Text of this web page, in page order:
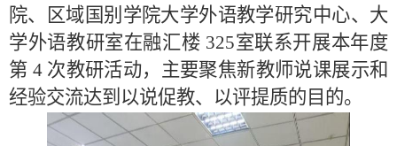
院、区域国别学院大学外语教学研究中心、大
学外语教研室在融汇楼 325室联系开展本年度
第 4 次教研活动，主要聚焦新教师说课展示和
经验交流达到以说促教、以评提质的目的。